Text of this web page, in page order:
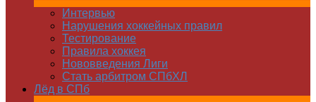
Интервью
Нарушения хоккейных правил
Тестирование
Правила хоккея
Нововведения Лиги
Стать арбитром СПбХЛ
Лёд в СПб